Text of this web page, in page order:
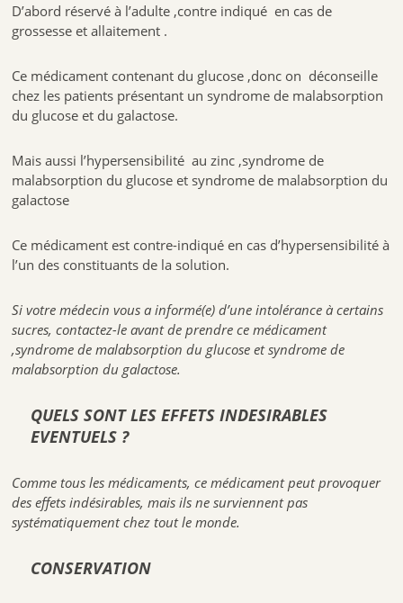
D’abord réservé à l’adulte ,contre indiqué en cas de
grossesse et allaitement .
Ce médicament contenant du glucose ,donc on déconseille
chez les patients présentant un syndrome de malabsorption
du glucose et du galactose.
Mais aussi l’hypersensibilité au zinc ,syndrome de
malabsorption du glucose et syndrome de malabsorption du
galactose
Ce médicament est contre-indiqué en cas d’hypersensibilité à
l’un des constituants de la solution.
Si votre médecin vous a informé(e) d’une intolérance à certains
sucres, contactez-le avant de prendre ce médicament
,syndrome de malabsorption du glucose et syndrome de
malabsorption du galactose.
QUELS SONT LES EFFETS INDESIRABLES
EVENTUELS ?
Comme tous les médicaments, ce médicament peut provoquer
des effets indésirables, mais ils ne surviennent pas
systématiquement chez tout le monde.
CONSERVATION